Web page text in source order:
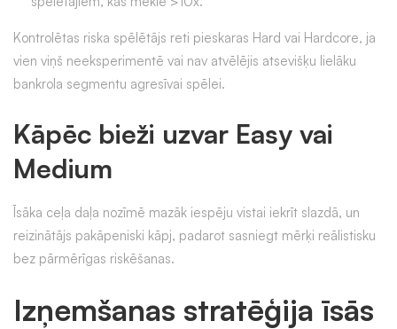
Kontrolētas riska spēlētājs reti pieskaras Hard vai Hardcore, ja
vien viņš neeksperimentē vai nav atvēlējis atsevišķu lielāku
bankrola segmentu agresīvai spēlei.
Kāpēc bieži uzvar Easy vai
Medium
Īsāka ceļa daļa nozīmē mazāk iespēju vistai iekrīt slazdā, un
reizinātājs pakāpeniski kāpj, padarot sasniegt mērķi reālistisku
bez pārmērīgas riskēšanas.
Izņemšanas stratēģija īsās